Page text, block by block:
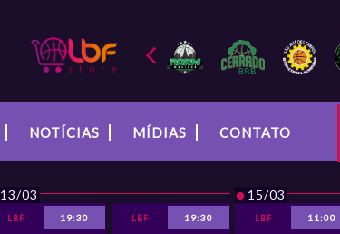
NOTÍCIAS MÍDIAS CONTATO
13/03
LBF 19:30 LBF 19:30
15/03
LBF 11:00